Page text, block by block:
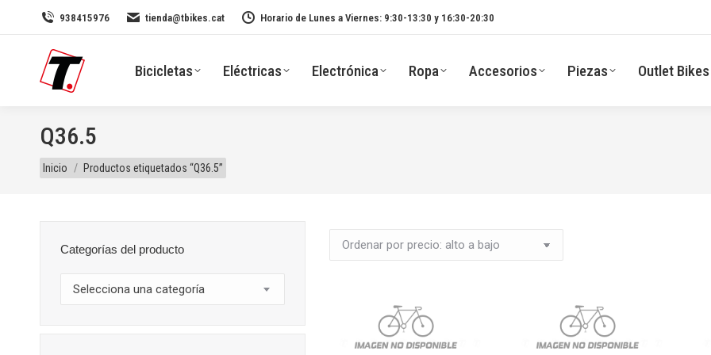
938415976 tienda@tbikes.cat Horario de Lunes a Viernes: 9:30-13:30 y 16:30-20:30
Bicicletas Eléctricas Electrónica Ropa Accesorios Piezas Outlet Bikes
Q36.5
Estás aquí:
Inicio Productos etiquetados “Q36.5”
Categorías del producto
Selecciona una categoría